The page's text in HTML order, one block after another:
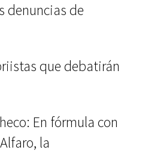
denuncias de
que debatirán
En fórmula con
la